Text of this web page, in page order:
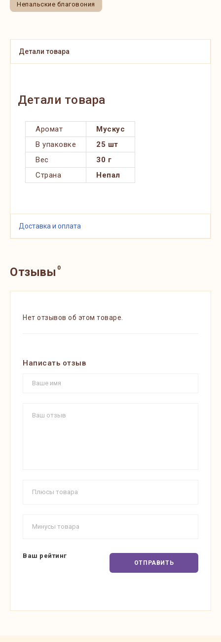
Непальские благовония
Детали товара
Детали товара
Аромат
Мускус
В упаковке
25 шт
Вес
30 г
Страна
Непал
Доставка и оплата
Отзывы 0
Нет отзывов об этом товаре.
Написать отзыв
Ваш рейтинг
ОТПРАВИТЬ